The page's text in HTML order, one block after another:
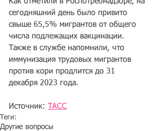
сегодняшний день было привито
свыше 65,5% мигрантов от общего
числа подлежащих вакцинации.
Также в службе напомнили, что
иммунизация трудовых мигрантов
против кори продлится до 31
декабря 2023 года.
Источник: ТАСС
Теги:
Другие вопросы